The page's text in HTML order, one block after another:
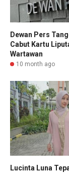
Dewan Pers
Cabut Kartu
Wartawan
10 month ago
Lucinta Luna